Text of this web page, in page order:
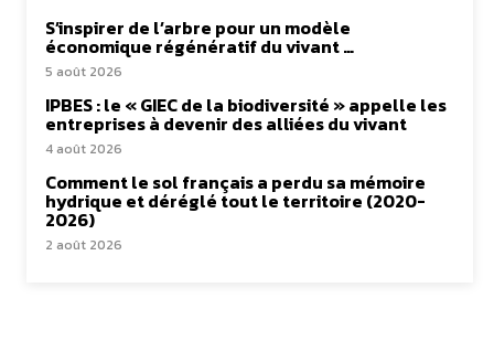
S’inspirer de l’arbre pour un modèle
économique régénératif du vivant …
5 août 2026
IPBES : le « GIEC de la biodiversité » appelle les
entreprises à devenir des alliées du vivant
4 août 2026
Comment le sol français a perdu sa mémoire
hydrique et déréglé tout le territoire (2020-
2026)
2 août 2026